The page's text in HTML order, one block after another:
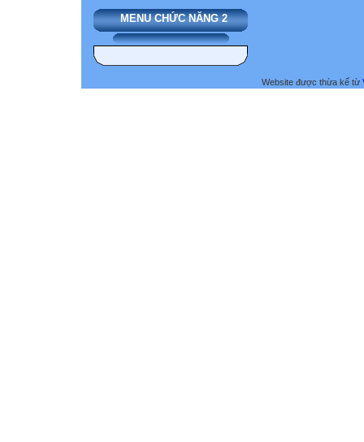
MENU CHỨC NĂNG 2
Website được thừa kế từ